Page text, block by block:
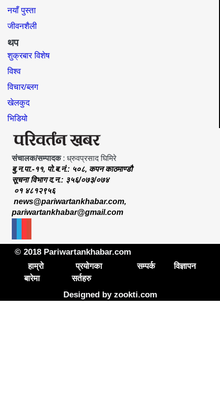
नयाँ पुस्ता
जीवनशैली
थप
शुक्रबार विशेष
विश्व
विचार/ब्लग
खेलकुद
भिडियो
संचालक/सम्पादक: ध्रुवप्रसाद घिमिरे
बु.न.पा.-११, पो.ब.नं.: ५०८, कपन काठमाण्डौ
सूचना विभाग द.न.: ३५६/०७३/०७४
०१ ४८१२९५६
news@pariwartankhabar.com,
pariwartankhabar@gmail.com
© 2018 Pariwartankhabar.com
हाम्रो
बारेमा
प्रयोगका
सर्तहरु
सम्पर्क विज्ञापन
Designed by zookti.com